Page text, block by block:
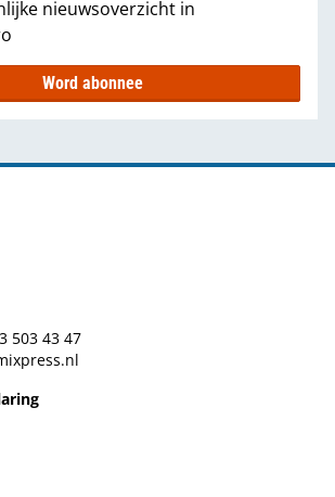
nieuwsoverzicht in
Word abonnee
503 43 47